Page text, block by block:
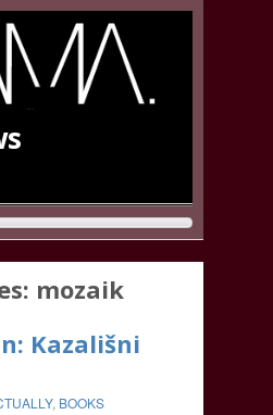
mozaik
Kazališni
, BOOKS